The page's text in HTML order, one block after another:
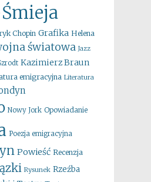
Chopin Grafika Helena
światowa Jazz
Kazimierz Braun
emigracyjna Literatura
Nowy Jork Opowiadanie
Poezja emigracyjna
Powieść Recenzja
Rysunek Rzeźba